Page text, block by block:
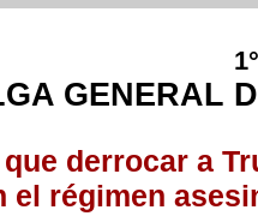
GENERAL
que derrocar a
el régimen